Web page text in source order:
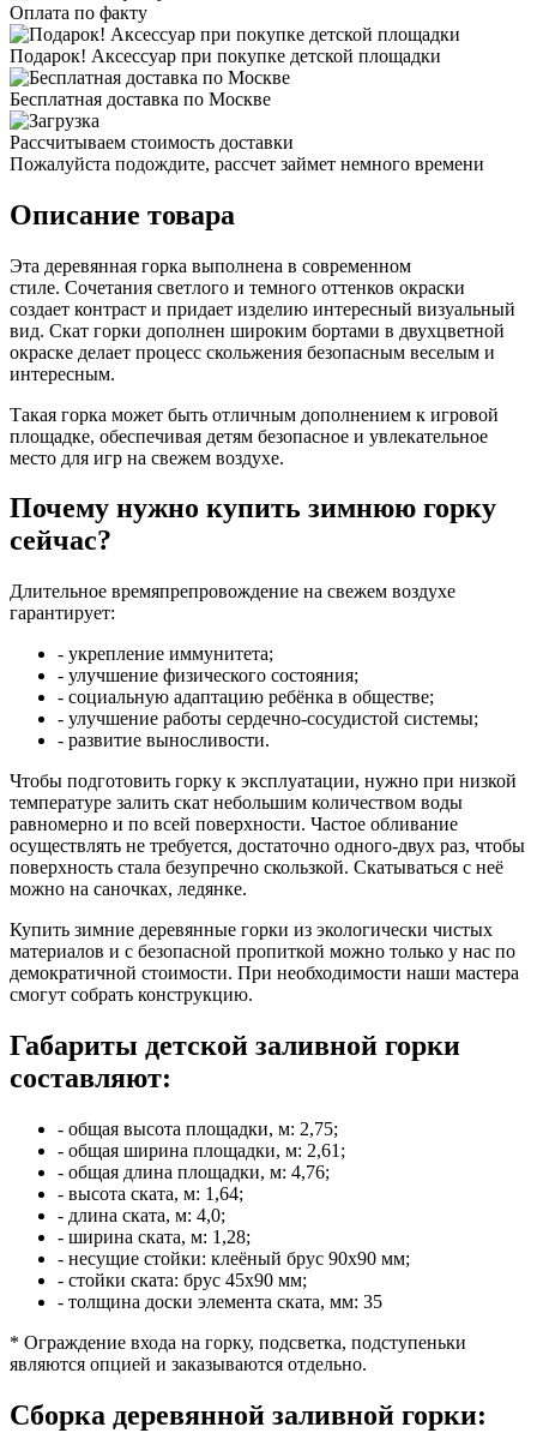
Оплата по факту
Подарок! Аксессуар при покупке детской площадки
Бесплатная доставка по Москве
Рассчитываем стоимость доставки
Пожалуйста подождите, рассчет займет немного времени
Описание товара
Эта деревянная горка выполнена в современном
стиле. Сочетания светлого и темного оттенков окраски
создает контраст и придает изделию интересный визуальный
вид. Скат горки дополнен широким бортами в двухцветной
окраске делает процесс скольжения безопасным веселым и
интересным.
Такая горка может быть отличным дополнением к игровой
площадке, обеспечивая детям безопасное и увлекательное
место для игр на свежем воздухе.
Почему нужно купить зимнюю горку
сейчас?
Длительное времяпрепровождение на свежем воздухе
гарантирует:
- укрепление иммунитета;
- улучшение физического состояния;
- социальную адаптацию ребёнка в обществе;
- улучшение работы сердечно-сосудистой системы;
- развитие выносливости.
Чтобы подготовить горку к эксплуатации, нужно при низкой
температуре залить скат небольшим количеством воды
равномерно и по всей поверхности. Частое обливание
осуществлять не требуется, достаточно одного-двух раз, чтобы
поверхность стала безупречно скользкой. Скатываться с неё
можно на саночках, ледянке.
Купить зимние деревянные горки из экологически чистых
материалов и с безопасной пропиткой можно только у нас по
демократичной стоимости. При необходимости наши мастера
смогут собрать конструкцию.
Габариты детской заливной горки
составляют:
- общая высота площадки, м: 2,75;
- общая ширина площадки, м: 2,61;
- общая длина площадки, м: 4,76;
- высота ската, м: 1,64;
- длина ската, м: 4,0;
- ширина ската, м: 1,28;
- несущие стойки: клеёный брус 90х90 мм;
- стойки ската: брус 45х90 мм;
- толщина доски элемента ската, мм: 35
* Ограждение входа на горку, подсветка, подступеньки
являются опцией и заказываются отдельно.
Сборка деревянной заливной горки: